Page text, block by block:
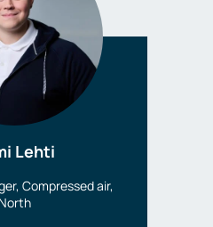
Lehti
Compressed air,
North